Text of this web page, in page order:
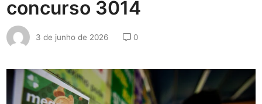
concurso 3014
3 de junho de 2026 0